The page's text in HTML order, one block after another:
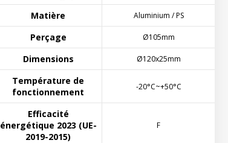
Matière Aluminium / PS
Perçage Ø105mm
Dimensions Ø120x25mm
Température de
fonctionnement
-20°C~+50°C
Efficacité
énergétique 2023 (UE-
2019-2015)
F